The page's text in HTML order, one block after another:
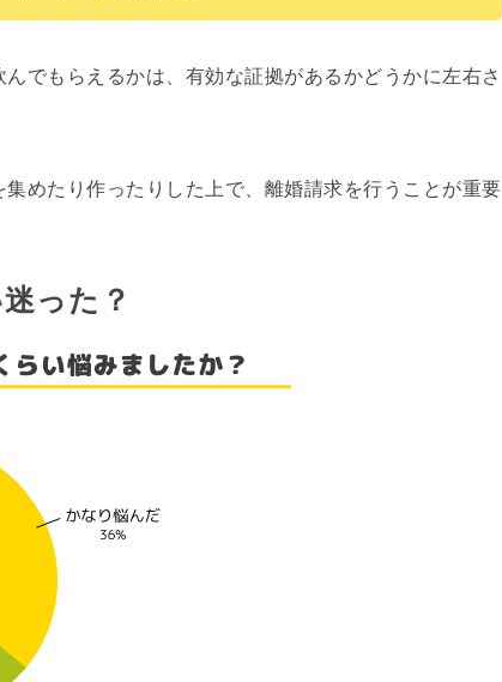
でもらえるかは、有効な証拠があるかどうかに左右さ
めたり作ったりした上で、離婚請求を行うことが重要
った？